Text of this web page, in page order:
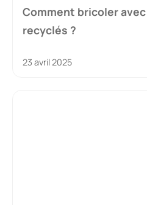
Comment bricoler
recyclés ?
23 avril 2025